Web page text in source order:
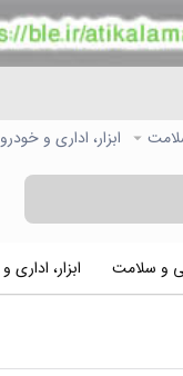
ابزار، اداری و خودرو
و سلامت ابزار، اداری